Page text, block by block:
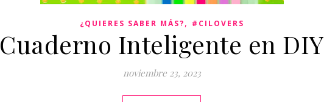
¿QUIERES SABER MÁS?, #CILOVERS
Cuaderno Inteligente en DIY
noviembre 23, 2023